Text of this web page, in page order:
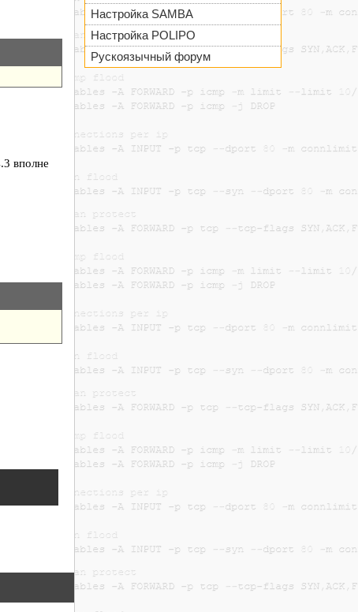
вполне
Настройка SAMBA
Настройка POLIPO
Рускоязычный форум